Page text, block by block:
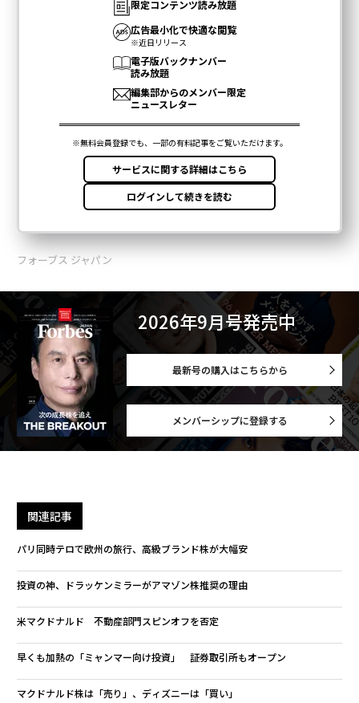
フォーブス ジャパン
2026年9月号発売中
最新号の購入はこちらから
メンバーシップに登録する
関連記事
パリ同時テロで欧州の旅行、高級ブランド株が大幅安
投資の神、ドラッケンミラーがアマゾン株推奨の理由
米マクドナルド 不動産部門スピンオフを否定
早くも加熱の「ミャンマー向け投資」 証券取引所もオープン
マクドナルド株は「売り」、ディズニーは「買い」